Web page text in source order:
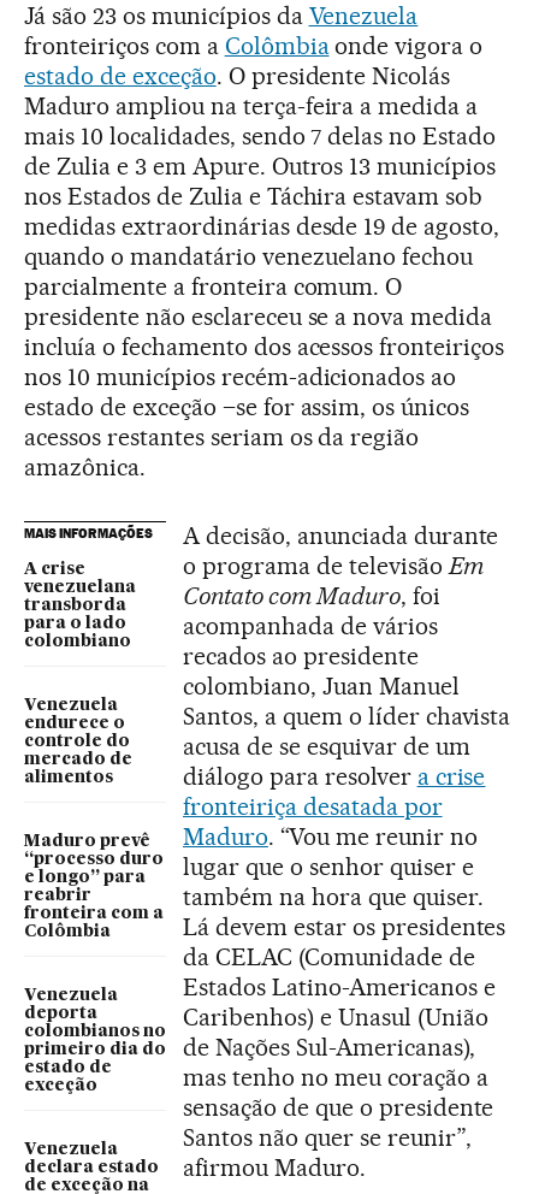
Já são 23 os municípios da Venezuela
fronteiriços com a Colômbiaonde vigora o
estado de exceção. O presidente Nicolás
Maduro ampliou na terça-feira a medida a
mais 10 localidades, sendo 7 delas no Estado
de Zulia e 3 em Apure. Outros 13 municípios
nos Estados de Zulia e Táchira estavam sob
medidas extraordinárias desde 19 de agosto,
quando o mandatário venezuelano fechou
parcialmente a fronteira comum. O
presidente não esclareceu se a nova medida
incluía o fechamento dos acessos fronteiriços
nos 10 municípios recém-adicionados ao
estado de exceção –se for assim, os únicos
acessos restantes seriam os da região
amazônica.
MAIS INFORMAÇÕES
A crise
venezuelana
transborda
para o lado
colombiano
Venezuela
endurece o
controle do
mercado de
alimentos
Maduro prevê
“processo duro
e longo” para
reabrir
fronteira com a
Colômbia
Venezuela
deporta
colombianos no
primeiro dia do
estado de
exceção
Venezuela
declara estado
de exceção na
A decisão, anunciada durante
o programa de televisãoEm
Contato com Maduro, foi
acompanhada de vários
recados ao presidente
colombiano, Juan Manuel
Santos, a quem o líder chavista
acusa de se esquivar de um
diálogo para resolver a crise
fronteiriça desatada por
Maduro. “Vou me reunir no
lugar que o senhor quiser e
também na hora que quiser.
Lá devem estar os presidentes
da CELAC (Comunidade de
Estados Latino-Americanos e
Caribenhos) e Unasul (União
de Nações Sul-Americanas),
mas tenho no meu coração a
sensação de que o presidente
Santos não quer se reunir”,
afirmou Maduro.